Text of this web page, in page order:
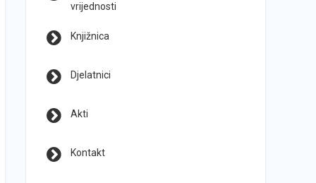
vrijednosti
Knjižnica
Djelatnici
Akti
Kontakt